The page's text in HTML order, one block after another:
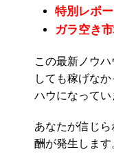
特別レポ
ガラ空き
この最新ノウ
しても稼げな
ハウになってい
あなたが信じ
酬が発生します